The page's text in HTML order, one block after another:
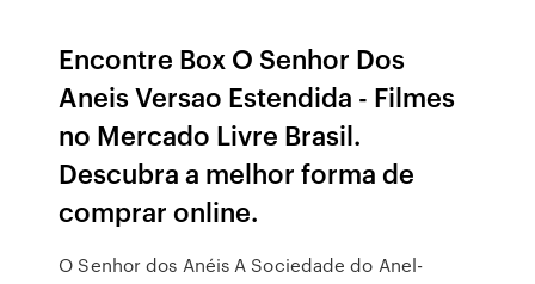
Encontre Box O Senhor Dos
Aneis Versao Estendida - Filmes
no Mercado Livre Brasil.
Descubra a melhor forma de
comprar online.
O Senhor dos Anéis A Sociedade do Anel-